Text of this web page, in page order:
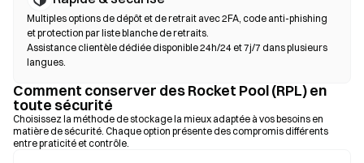
Multiples options de dépôt et de retrait avec 2FA, code anti-phishing
et protection par liste blanche de retraits.
Assistance clientèle dédiée disponible 24h/24 et 7j/7 dans plusieurs
langues.
Comment conserver des Rocket Pool (RPL) en
toute sécurité
Choisissez la méthode de stockage la mieux adaptée à vos besoins en
matière de sécurité. Chaque option présente des compromis différents
entre praticité et contrôle.